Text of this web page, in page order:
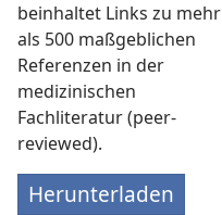
beinhaltet Links zu mehr
als 500 maßgeblichen
Referenzen in der
medizinischen
Fachliteratur (peer-
reviewed).
Herunterladen